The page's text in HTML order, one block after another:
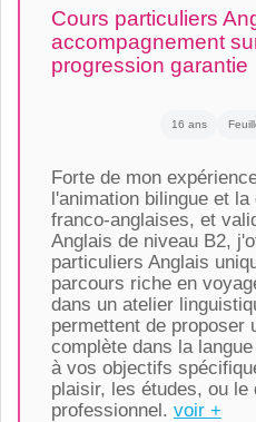
Cours particuliers
accompagnement
progression garantie
16 ans
Forte de mon
l'animation bilingue et la
franco-anglaises, et
Anglais de niveau B2,
particuliers Anglais
parcours riche en
dans un atelier
permettent de proposer
complète dans la
à vos objectifs
plaisir, les études, ou le
professionnel. voir +